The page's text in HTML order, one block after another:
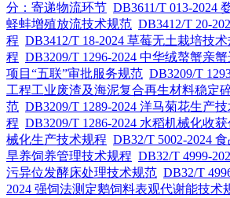
分：寄递物流环节 DB3611/T 013-2024
蛏蚌增殖放流技术规范 DB3412/T 20-
程 DB3412/T 18-2024 草莓无土栽培技
程 DB3209/T 1296-2024 中华绒螯蟹亲
项目“五联”审批服务规范 DB3209/T
工程工业废渣及海泥复合再生材料稳定
范 DB3209/T 1289-2024 洋马菊花生产
程 DB3209/T 1286-2024 水稻机械化收
械化生产技术规程 DB32/T 5002-2024
旱养饲养管理技术规程 DB32/T 4999-
污异位发酵床处理技术规范 DB32/T
2024 强饲法测定鹅饲料表观代谢能技术